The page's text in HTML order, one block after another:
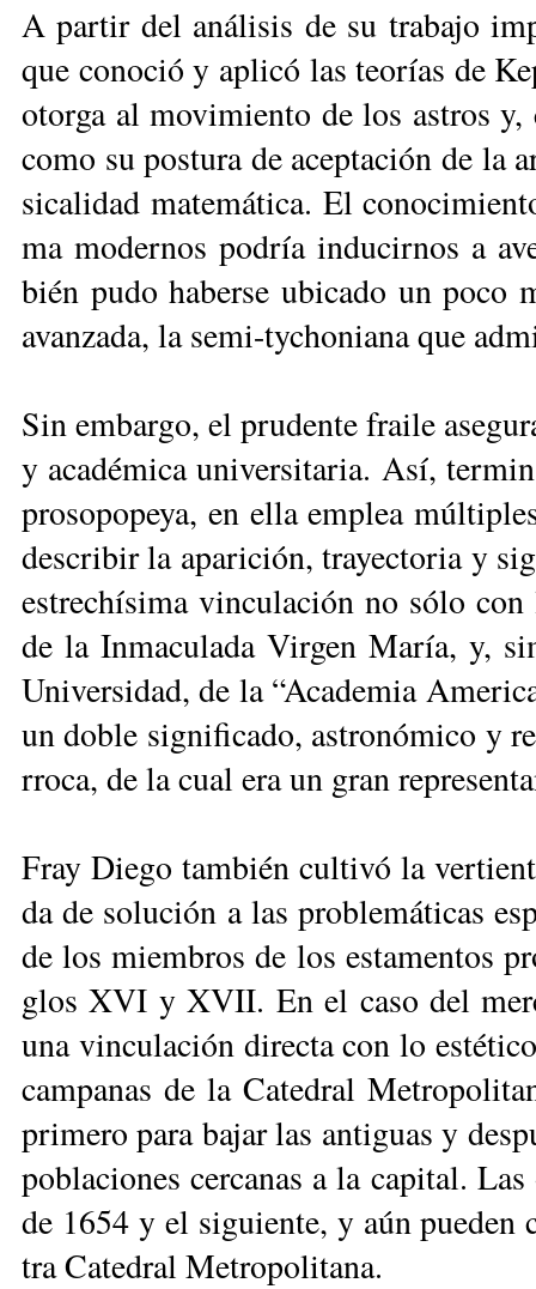
A par­tir del aná­li­sis de su tra­ba­jo
que co­no­ció y apli­có las teo­rías de
otor­ga al mo­vi­mien­to de los as­tros y,
co­mo su pos­tu­­ra de acep­ta­ción de la
si­ca­li­dad ma­te­má­ti­ca. El
ma mo­der­nos po­dría in­du­cir­nos a
bién pu­do ha­ber­se ubi­ca­do un po­co
avan­za­da, la se­mi-ty­cho­nia­na que
Sin em­bar­go, el pru­den­te frai­le
y aca­dé­mi­ca uni­ver­si­ta­ria. Así,
pro­so­po­pe­ya, en ella em­plea
des­cri­bir la apa­ri­ción, tra­yec­to­ria y
es­tre­chí­si­ma vin­cu­la­ción no só­lo
de la In­ma­cu­la­da Vir­gen Ma­ría, y,
Uni­ver­si­dad, de la “Aca­de­mia
un do­ble sig­ni­fi­ca­do, as­tro­nó­mi­co y
rro­ca, de la cual era un gran
Fray Die­go tam­bién cul­ti­vó la
da de so­lu­ción a las pro­ble­má­ti­cas
de los miem­bros de los es­ta­men­tos
glos XVI y XVII. En el ca­so del
una vin­cu­la­ción di­rec­ta con lo
cam­pa­nas de la Ca­te­dral
pri­me­ro pa­ra ba­jar las an­ti­guas y
po­bla­cio­nes cer­ca­nas a la ca­pi­tal.
de 1654 y el si­guien­te, y aún
tra Ca­te­dral Me­tro­po­li­ta­na.